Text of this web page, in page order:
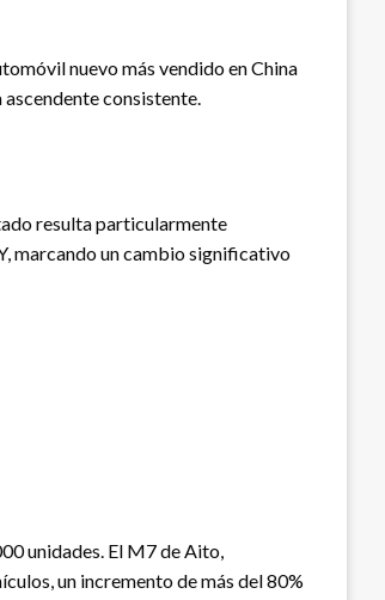
nuevo más vendido en China
consistente.
resulta particularmente
marcando un cambio significativo
unidades. El M7 de Aito,
un incremento de más del 80%